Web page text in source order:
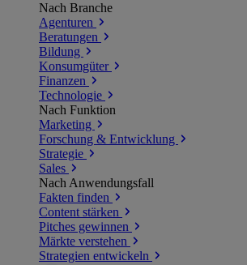
Nach Branche
Agenturen
Beratungen
Bildung
Konsumgüter
Finanzen
Technologie
Nach Funktion
Marketing
Forschung & Entwicklung
Strategie
Sales
Nach Anwendungsfall
Fakten finden
Content stärken
Pitches gewinnen
Märkte verstehen
Strategien entwickeln